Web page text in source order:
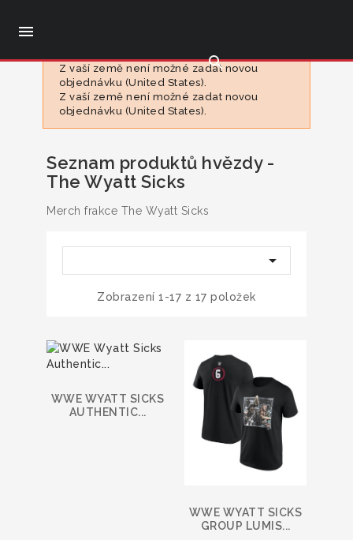

search
Z vaší země není možné zadat novou
objednávku (United States).
Z vaší země není možné zadat novou
objednávku (United States).
Seznam produktů hvězdy -
The Wyatt Sicks
Merch frakce The Wyatt Sicks

Zobrazení 1-17 z 17 položek
WWE WYATT SICKS
AUTHENTIC...
WWE WYATT SICKS
GROUP LUMIS...